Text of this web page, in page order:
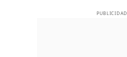
PUBLICIDAD